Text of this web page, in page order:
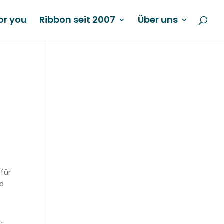
you Ribbon seit 2007 Über uns
für